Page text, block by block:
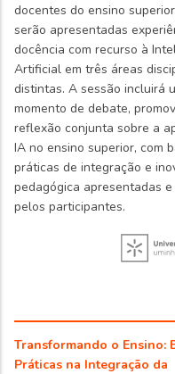
docentes do ensino
serão apresentadas
docência com recurso à
Artificial em três áreas
distintas. A sessão incluirá
momento de debate,
reflexão conjunta sobre a
IA no ensino superior, com
práticas de integração e
pedagógica apresentadas
pelos participantes.
Transformando o Ensino:
Práticas na Integração da